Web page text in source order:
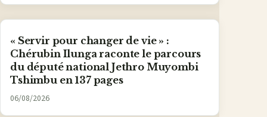
« Servir pour changer de vie » :
Chérubin Ilunga raconte le parcours
du député national Jethro Muyombi
Tshimbu en 137 pages
06/08/2026